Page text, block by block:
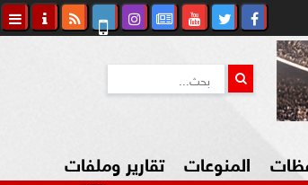
المنوعات تقارير وملفات